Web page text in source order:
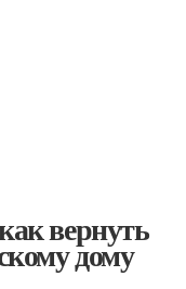
вернуть
дому